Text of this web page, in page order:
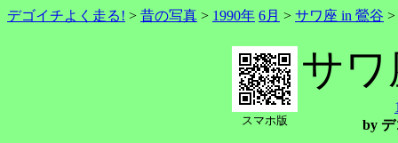
デゴイチよく走る! > 昔の写真 > 1990年 6月 > サワ座 in 鶯谷 >
スマホ版
サワ
by